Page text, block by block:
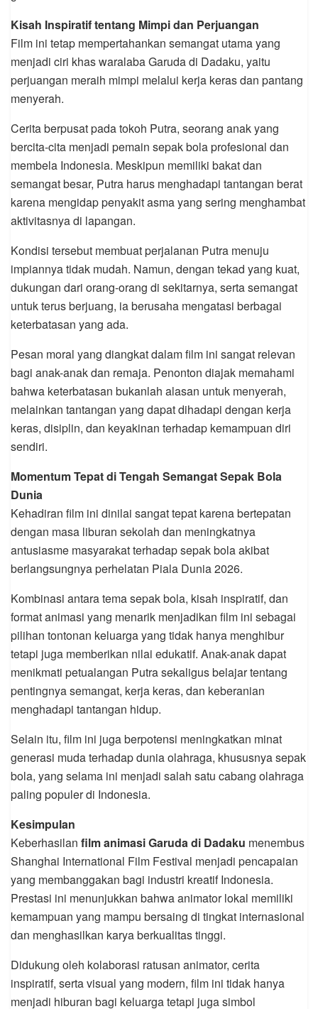
Kisah Inspiratif tentang Mimpi dan Perjuangan
Film ini tetap mempertahankan semangat utama yang
menjadi ciri khas waralaba Garuda di Dadaku, yaitu
perjuangan meraih mimpi melalui kerja keras dan pantang
menyerah.
Cerita berpusat pada tokoh Putra, seorang anak yang
bercita-cita menjadi pemain sepak bola profesional dan
membela Indonesia. Meskipun memiliki bakat dan
semangat besar, Putra harus menghadapi tantangan berat
karena mengidap penyakit asma yang sering menghambat
aktivitasnya di lapangan.
Kondisi tersebut membuat perjalanan Putra menuju
impiannya tidak mudah. Namun, dengan tekad yang kuat,
dukungan dari orang-orang di sekitarnya, serta semangat
untuk terus berjuang, ia berusaha mengatasi berbagai
keterbatasan yang ada.
Pesan moral yang diangkat dalam film ini sangat relevan
bagi anak-anak dan remaja. Penonton diajak memahami
bahwa keterbatasan bukanlah alasan untuk menyerah,
melainkan tantangan yang dapat dihadapi dengan kerja
keras, disiplin, dan keyakinan terhadap kemampuan diri
sendiri.
Momentum Tepat di Tengah Semangat Sepak Bola
Dunia
Kehadiran film ini dinilai sangat tepat karena bertepatan
dengan masa liburan sekolah dan meningkatnya
antusiasme masyarakat terhadap sepak bola akibat
berlangsungnya perhelatan Piala Dunia 2026.
Kombinasi antara tema sepak bola, kisah inspiratif, dan
format animasi yang menarik menjadikan film ini sebagai
pilihan tontonan keluarga yang tidak hanya menghibur
tetapi juga memberikan nilai edukatif. Anak-anak dapat
menikmati petualangan Putra sekaligus belajar tentang
pentingnya semangat, kerja keras, dan keberanian
menghadapi tantangan hidup.
Selain itu, film ini juga berpotensi meningkatkan minat
generasi muda terhadap dunia olahraga, khususnya sepak
bola, yang selama ini menjadi salah satu cabang olahraga
paling populer di Indonesia.
Kesimpulan
Keberhasilan film animasi Garuda di Dadaku menembus
Shanghai International Film Festival menjadi pencapaian
yang membanggakan bagi industri kreatif Indonesia.
Prestasi ini menunjukkan bahwa animator lokal memiliki
kemampuan yang mampu bersaing di tingkat internasional
dan menghasilkan karya berkualitas tinggi.
Didukung oleh kolaborasi ratusan animator, cerita
inspiratif, serta visual yang modern, film ini tidak hanya
menjadi hiburan bagi keluarga tetapi juga simbol